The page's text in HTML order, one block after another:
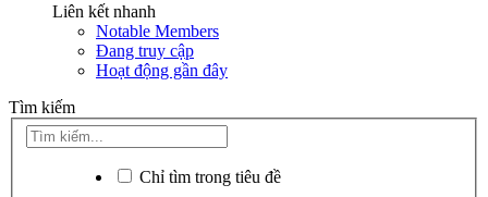
Liên kết nhanh
Notable Members
Đang truy cập
Hoạt động gần đây
Tìm kiếm
Chỉ tìm trong tiêu đề